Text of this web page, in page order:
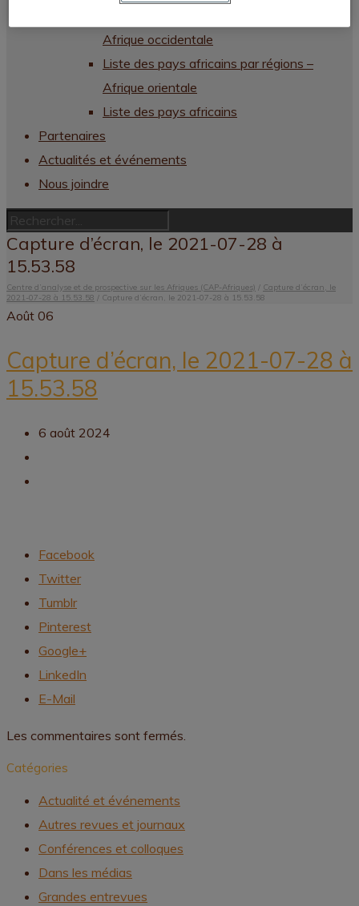
Afrique occidentale
Liste des pays africains par régions –
Afrique orientale
Liste des pays africains
Partenaires
Actualités et événements
Nous joindre
Capture d’écran, le 2021-07-28 à
15.53.58
Centre d’analyse et de prospective sur les Afriques (CAP-Afriques) / Capture d’écran, le
2021-07-28 à 15.53.58 / Capture d’écran, le 2021-07-28 à 15.53.58
Août 06
Capture d’écran, le 2021-07-28 à
15.53.58
6 août 2024
Facebook
Twitter
Tumblr
Pinterest
Google+
LinkedIn
E-Mail
Les commentaires sont fermés.
Catégories
Actualité et événements
Autres revues et journaux
Conférences et colloques
Dans les médias
Grandes entrevues